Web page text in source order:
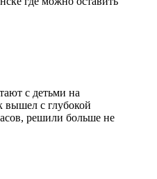
с детьми на
вышел с глубокой
решили больше не